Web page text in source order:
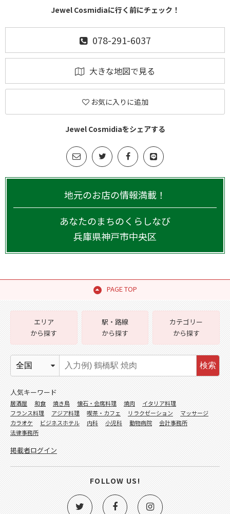
Jewel Cosmidiaに行く前にチェック！
078-291-6037
大きな地図で見る
お気に入りに追加
Jewel Cosmidiaをシェアする
地元のお店の情報満載！
あなたのまちのくらしなび
兵庫県神戸市中央区
PAGE TOP
エリア
から探す
駅・路線
から探す
カテゴリー
から探す
検索
人気キーワード
居酒屋 和食 焼き鳥 懐石・会席料理 焼肉
イタリア料理
フランス料理
アジア料理 喫茶・カフェ リラクゼーション
マッサージ
カラオケ
ビジネスホテル 内科 小児科 動物病院
会計事務所
法律事務所
掲載者ログイン
FOLLOW US!